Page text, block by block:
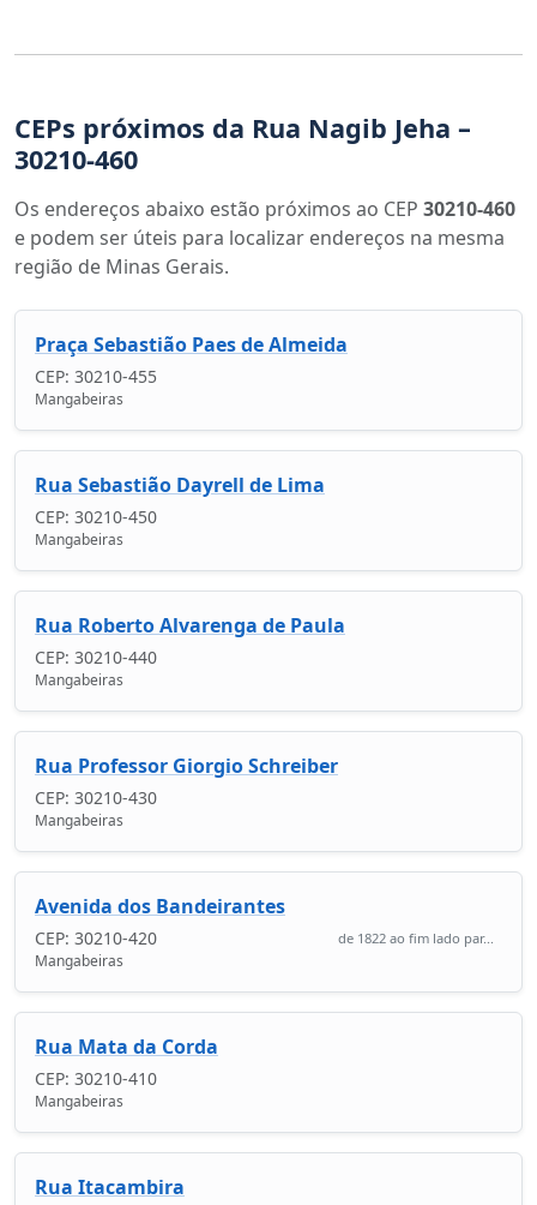
CEPs próximos da Rua Nagib Jeha –
30210-460
Os endereços abaixo estão próximos ao CEP 30210-460
e podem ser úteis para localizar endereços na mesma
região de Minas Gerais.
Praça Sebastião Paes de Almeida
CEP: 30210-455
Mangabeiras
Rua Sebastião Dayrell de Lima
CEP: 30210-450
Mangabeiras
Rua Roberto Alvarenga de Paula
CEP: 30210-440
Mangabeiras
Rua Professor Giorgio Schreiber
CEP: 30210-430
Mangabeiras
Avenida dos Bandeirantes
CEP: 30210-420 de 1822 ao fim lado par...
Mangabeiras
Rua Mata da Corda
CEP: 30210-410
Mangabeiras
Rua Itacambira